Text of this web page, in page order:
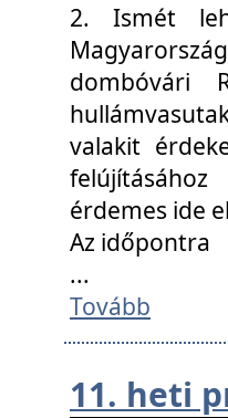
2. Ismét
dombóvári
valakit
érdemes ide
Az időpontra
...
Tovább
11. heti